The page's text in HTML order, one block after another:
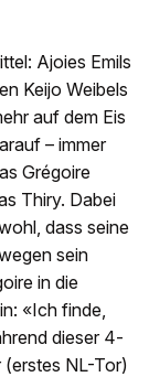
Ajoies Emils
Keijo Weibels
auf dem Eis
– immer
Grégoire
Thiry. Dabei
dass seine
sein
in die
«Ich finde,
dieser 4-
NL-Tor)